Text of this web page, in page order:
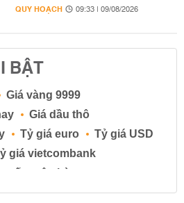
QUY HOẠCH 09:33 | 09/08/2026
BẬT
Giá vàng 9999
Giá dầu thô
Tỷ giá euro
Tỷ giá USD
giá vietcombank
ngân hàng
Lãi suất tiền gửi